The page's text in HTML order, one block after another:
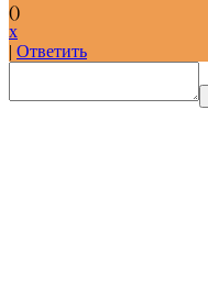
()
x
| Ответить